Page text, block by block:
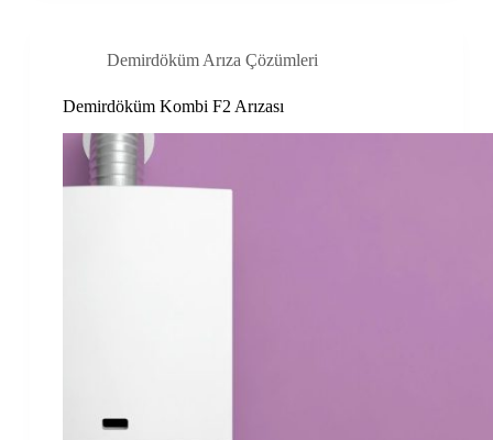
Demirdöküm Arıza Çözümleri
Demirdöküm Kombi F2 Arızası